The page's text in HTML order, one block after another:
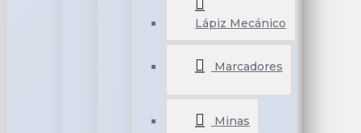
Lápiz Mecánico
Marcadores
Minas